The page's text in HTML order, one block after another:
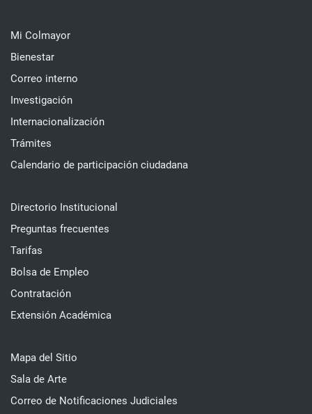
Mi Colmayor
Bienestar
Correo interno
Investigación
Internacionalización
Trámites
Calendario de participación ciudadana
Directorio Institucional
Preguntas frecuentes
Tarifas
Bolsa de Empleo
Contratación
Extensión Académica
Mapa del Sitio
Sala de Arte
Correo de Notificaciones Judiciales